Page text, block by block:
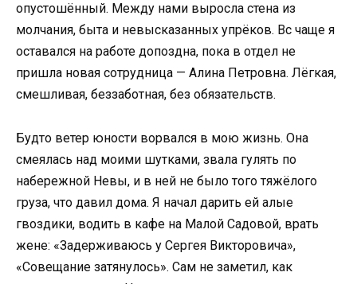
опустошённый. Между нами выросла стена из
молчания, быта и невысказанных упрёков. Вс чаще я
оставался на работе допоздна, пока в отдел не
пришла новая сотрудница — Алина Петровна. Лёгкая,
смешливая, беззаботная, без обязательств.
Будто ветер юности ворвался в мою жизнь. Она
смеялась над моими шутками, звала гулять по
набережной Невы, и в ней не было того тяжёлого
груза, что давил дома. Я начал дарить ей алые
гвоздики, водить в кафе на Малой Садовой, врать
жене: «Задерживаюсь у Сергея Викторовича»,
«Совещание затянулось». Сам не заметил, как